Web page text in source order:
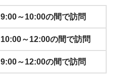
9:00～10:00の間で訪問
10:00～12:00の間で訪問
9:00～12:00の間で訪問